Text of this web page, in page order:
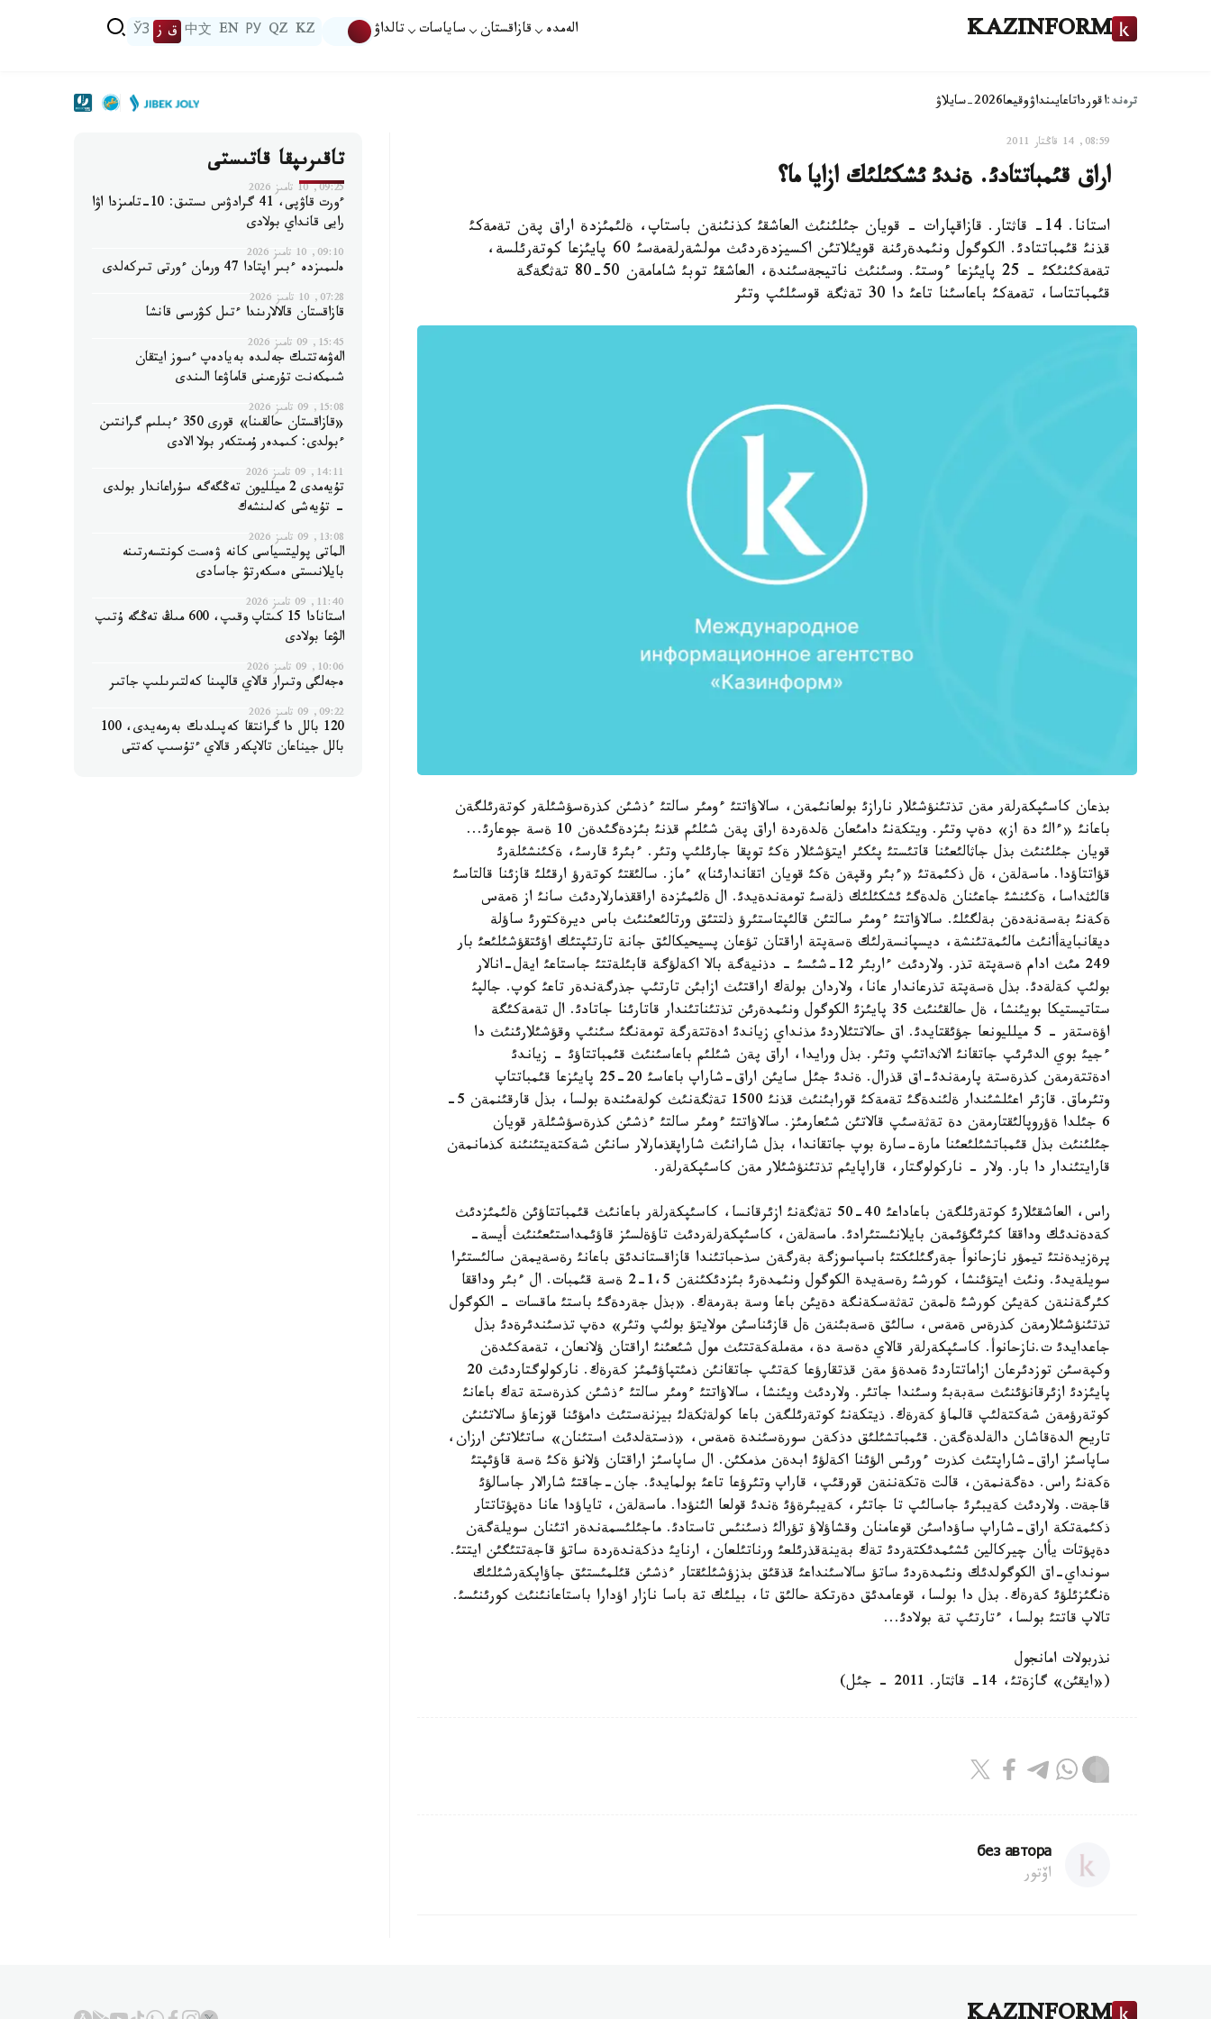
KAZINFORM الەمدە قازاقستان ساياسات تالداۋ KZ
QZ
РУ
EN
中文 ق ز ЎЗ
ترەند:اقورداتاعايىنداۋوقيعا2026-سايلاۋ
08:59, 14 قاڭتار 2011
اراق قئمباتتادئ. ةندئ ئشكئلئك ازايا ما؟
استانا. 14- قاثتار. قازاقپارات - قويان جئلئنئث العاشقئ كذنئنةن باستاپ، ةلئمئزدة اراق پةن تةمةكئ
قذنئ قئمباتتادئ. الكوگول ونئمدةرئنة قويئلاتئن اكسيزدةردئث مولشةرلةمةسئ 60 پايئزعا كوتةرئلسة،
تةمةكئنئكئ - 25 پايئزعا ءوستئ. وسئنئث ناتيجةسئندة، العاشقئ توبئ شامامةن 50-80 تةثگةگة
قئمباتتاسا، تةمةكئ باعاسئنا تاعئ دا 30 تةثگة قوسئلئپ وتئر
بذعان كاسئپكةرلةر مةن تذتئنؤشئلار نارازئ بولعانئمةن، سالاؤاتتئ ءومئر سالتئ ءذشئن كذرةسؤشئلةر كوتةرئلگةن
باعانئ «ءالئ دة از» دةپ وتئر. ويتكةنئ دامئعان ةلدةردة اراق پةن شئلئم قذنئ بئزدةگئدةن 10 ةسة جوعارئ...
قويان جئلئنئث بذل جاثالئعئنا قاتئستئ پئكئر ايتؤشئلار ةكئ توپقا جارئلئپ وتئر. ءبئرئ قارسئ، ةكئنشئلةرئ
قؤاتتاؤدا. ماسةلةن، ةل ذكئمةتئ «ءبئر وقپةن ةكئ قويان اتقاندارئنا» ءماز. سالئقتئ كوتةرؤ ارقئلئ قازئنا قالتاسئ
قالئثداسا، ةكئنشئ جاعئنان ةلدةگئ ئشكئلئك ذلةسئ تومةندةيدئ. ال ةلئمئزدة اراققذمارلاردئث سانئ از ةمةس
ةكةنئ بةسةنةدةن بةلگئلئ. سالاؤاتتئ ءومئر سالتئن قالئپتاستئرؤ ذلتتئق ورتالئعئنئث باس ديرةكتورئ ساؤلة
ديقانبايةأانئث مالئمةتئنشة، ديسپانسةرلئك ةسةپتة اراقتان تؤعان پسيحيكالئق جانة تارتئپتئك اؤئتقؤشئلئعئ بار
249 مئث ادام ةسةپتة تذر. ولاردئث ءاربئر 12-شئسئ - دذنيةگة بالا اكةلؤگة قابئلةتتئ جاستاعئ ايةل-انالار
بولئپ كةلةدئ. بذل ةسةپتة تذرعاندار عانا، ولاردان بولةك اراقتئث ازابئن تارتئپ جذرگةندةر تاعئ كوپ. جالپئ
ستاتيستيكا بويئنشا، ةل حالقئنئث 35 پايئزئ الكوگول ونئمدةرئن تذتئناتئندار قاتارئنا جاتادئ. ال تةمةكئگة
اؤةستةر - 5 ميلليونعا جؤئقتايدئ. اق حالاتتئلاردئ مذنداي زياندئ ادةتتةرگة تومةنگئ سئنئپ وقؤشئلارئنئث دا
ءجيئ بوي الدئرئپ جاتقانئ الاثداتئپ وتئر. بذل ورايدا، اراق پةن شئلئم باعاسئنئث قئمباتتاؤئ - زياندئ
ادةتتةرمةن كذرةستة پارمةندئ-اق قذرال. ةندئ جئل سايئن اراق-شاراپ باعاسئ 20-25 پايئزعا قئمباتتاپ
وتئرماق. قازئر اعئلشئندار ةلئندةگئ تةمةكئ قورابئنئث قذنئ 1500 تةثگةنئث كولةمئندة بولسا، بذل قارقئنمةن 5-
6 جئلدا ةؤروپالئقتارمةن دة تةثةسئپ قالاتئن شئعارمئز. سالاؤاتتئ ءومئر سالتئ ءذشئن كذرةسؤشئلةر قويان
جئلئنئث بذل قئمباتشئلئعئنا مارة-سارة بوپ جاتقاندا، بذل شارانئث شاراپقذمارلار سانئن شةكتةيتئنئنة كذمانمةن
قارايتئندار دا بار. ولار - ناركولوگتار، قاراپايئم تذتئنؤشئلار مةن كاسئپكةرلةر.
راس، العاشقئلارئ كوتةرئلگةن باعاداعئ 40-50 تةثگةنئ ازئرقانسا، كاسئپكةرلةر باعانئث قئمباتتاؤئن ةلئمئزدئث
كةدةندئك وداققا كئرئگؤئمةن بايلانئستئرادئ. ماسةلةن، كاسئپكةرلةردئث تاؤةلسئز قاؤئمداستئعئنئث أيسة-
پرةزيدةنتئ تيمؤر نازحانوأ جةرگئلئكتئ باسپاسوزگة بةرگةن سذحباتئندا قازاقستاندئق باعانئ رةسةيمةن سالئستئرا
سويلةيدئ. ونئث ايتؤئنشا، كورشئ رةسةيدة الكوگول ونئمدةرئ بئزدئكئنةن 1،5-2 ةسة قئمبات. ال ءبئر وداققا
كئرگةننةن كةيئن كورشئ ةلمةن تةثةسكةنگة دةيئن باعا وسة بةرمةك. «بذل جةردةگئ باستئ ماقسات - الكوگول
تذتئنؤشئلارمةن كذرةس ةمةس، سالئق ةسةبئنةن ةل قازئناسئن مولايتؤ بولئپ وتئر» دةپ تذسئندئرةدئ بذل
جاعدايدئ ت.نازحانوأ. كاسئپكةرلةر قالاي دةسة دة، مةملةكةتتئث مول شئعئنئ اراقتان ؤلانعان، تةمةكئدةن
وكپةسئن توزدئرعان ازاماتتاردئ ةمدةؤ مةن قذتقارؤعا كةتئپ جاتقانئن ذمئتپاؤئمئز كةرةك. ناركولوگتاردئث 20
پايئزدئ ازئرقانؤئنئث سةبةبئ وسئندا جاتئر. ولاردئث ويئنشا، سالاؤاتتئ ءومئر سالتئ ءذشئن كذرةستة تةك باعانئ
كوتةرؤمةن شةكتةلئپ قالماؤ كةرةك. ذيتكةنئ كوتةرئلگةن باعا كولةثكةلئ بيزنةستئث دامؤئنا قوزعاؤ سالاتئنئن
تاريح الدةقاشان دالةلدةگةن. قئمباتشئلئق دذكةن سورةسئندة ةمةس، «ذستةلدئث استئنان» ساتئلاتئن ارزان،
ساپاسئز اراق-شاراپتئث كذرت ءورئس الؤئنا اكةلؤئ ابدةن مذمكئن. ال ساپاسئز اراقتان ؤلانؤ ةكئ ةسة قاؤئپتئ
ةكةنئ راس. دةگةنمةن، قالت ةتكةننةن قورقئپ، قاراپ وتئرؤعا تاعئ بولمايدئ. جان-جاقتئ شارالار جاسالؤئ
قاجةت. ولاردئث كةيبئرئ جاسالئپ تا جاتئر، كةيبئرةؤئ ةندئ قولعا الئنؤدا. ماسةلةن، تاياؤدا عانا دةپؤتاتتار
ذكئمةتكة اراق-شاراپ ساؤداسئن قوعامنان وقشاؤلاؤ تؤرالئ ذسئنئس تاستادئ. ماجئلئسمةندةر اتئنان سويلةگةن
دةپؤتات يأان چيركالين ئشئمدئكتةردئ تةك بةينةقذرئلعئ ورناتئلعان، ارنايئ دذكةندةردة ساتؤ قاجةتتئگئن ايتتئ.
سونداي-اق الكوگولدئك ونئمدةردئ ساتؤ سالاسئنداعئ قذقئق بذزؤشئلئقتار ءذشئن قئلمئستئق جاؤاپكةرشئلئك
ةنگئزئلؤئ كةرةك. بذل دا بولسا، قوعامدئق دةرتكة حالئق تا، بيلئك تة باسا نازار اؤدارا باستاعانئنئث كورئنئسئ.
تالاپ قاتتئ بولسا، ءتارتئپ تة بولادئ...
نذربولات امانجول
(«ايقئن» گازةتئ، 14- قاثتار. 2011 - جئل)
без автора
اۆتور
تاقىرىپقا قاتىستى
09:25, 10 تامىز 2026
ءورت قاۋپى، 41 گرادۋس ىستىق: 10-تامىزدا اۋا
رايى قانداي بولادى
09:10, 10 تامىز 2026
ەلىمىزدە ءبىر اپتادا 47 ورمان ءورتى تىركەلدى
07:28, 10 تامىز 2026
قازاقستان قالالارىندا ءتىل كۋرسى قانشا
15:45, 09 تامىز 2026
الەۋمەتتىك جەلىدە بەيادەپ ءسوز ايتقان
شىمكەنت تۇرعىنى قاماۋعا الىندى
15:08, 09 تامىز 2026
«قازاقستان حالقىنا» قورى 350 ءبىلىم گرانتىن
ءبولدى: كىمدەر ۇمىتكەر بولا الادى
14:11, 09 تامىز 2026
تۇيەمدى 2 ميلليون تەڭگەگە سۇراعاندار بولدى
- تۇيەشى كەلىنشەك
13:08, 09 تامىز 2026
الماتى پوليتسياسى كانە ۋەست كونتسەرتىنە
بايلانىستى ەسكەرتۋ جاسادى
11:40, 09 تامىز 2026
استانادا 15 كىتاپ وقىپ، 600 مىڭ تەڭگە ۇتىپ
الۋعا بولادى
10:06, 09 تامىز 2026
ەجەلگى وتىرار قالاي قالپىنا كەلتىرىلىپ جاتىر
09:22, 09 تامىز 2026
120 بالل دا گرانتقا كەپىلدىك بەرمەيدى، 100
بالل جيناعان تالاپكەر قالاي ءتۇسىپ كەتتى